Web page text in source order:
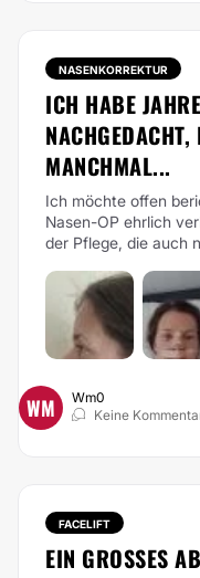
NASENKORREKTUR
ICH HABE
MANCHMAL...
Ich möchte offen
Nasen-OP ehrlich
der Pflege, die auch
WM
Wm0
Keine
FACELIFT
EIN GROSSES